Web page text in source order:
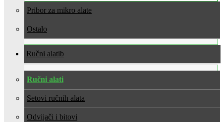
Pribor za mikro alate
Ostalo
Ručni alati
Ručni alati
Setovi ručnih alata
Odvijači i bitovi